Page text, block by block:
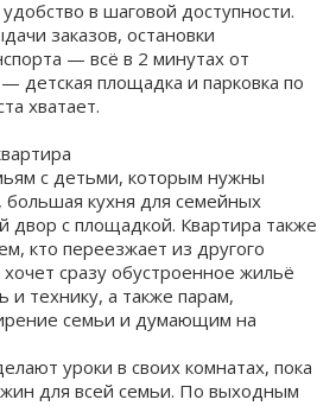
в шаговой доступности.
заказов, остановки
— всё в 2 минутах от
детская площадка и парковка по
хватает.
с детьми, которым нужны
кухня для семейных
двор с площадкой. Квартира также
кто переезжает из другого
сразу обустроенное жильё
и технику, а также парам,
семьи и думающим на
уроки в своих комнатах, пока
для всей семьи. По выходным